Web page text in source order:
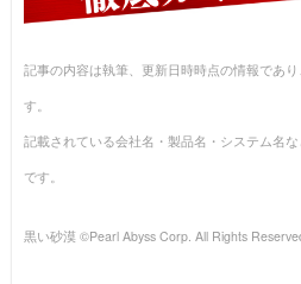
記事の内容は執筆、更新日時時点の情報であ
す。
記載されている会社名・製品名・システム名
です。
黒い砂漠 ©Pearl Abyss Corp. All Rights